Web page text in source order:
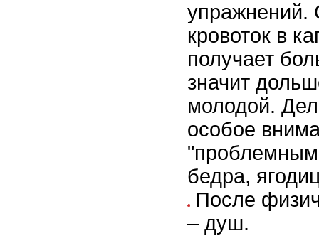
упражнений.
кровоток в
получает
значит
молодой.
особое
бедра,
После
– душ.